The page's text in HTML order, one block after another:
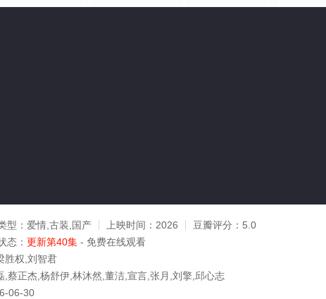
型： 爱情,古装,国产 上映时间： 2026 豆瓣评分： 5.0
态： 更新第40集 - 免费在线观看
胜权,刘智君
,蔡正杰,杨舒伊,林沐然,董洁,宣言,张月,刘擎,邱心志
06-30